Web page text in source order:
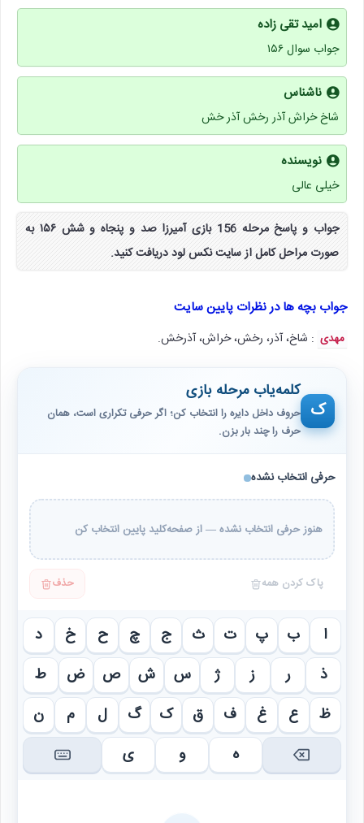
امید تقی زاده
جواب سوال ۱۵۶
ناشناس
شاخ خراش آذر رخش آذر خش
نویسنده
خیلی عالی
جواب و پاسخ مرحله 156 بازی آمیرزا صد و پنجاه و شش ۱۵۶ به
صورت مراحل کامل از سایت نکس لود دریافت کنید.
جواب بچه ها در نظرات پایین سایت
مهدی : شاخ، آذر، رخش، خراش، آذرخش.
ک
کلمه‌یاب مرحله بازی
حروف داخل دایره را انتخاب کن؛ اگر حرفی تکراری است، همان
حرف را چند بار بزن.
حرفی انتخاب نشده
هنوز حرفی انتخاب نشده — از صفحه‌کلید پایین انتخاب کن
پاک کردن همه حذف
ا ب پ ت ث ج چ ح خ
د
ذ
ر ز ژ س ش ص ض
ط
ظ
ع غ ف ق ک گ ل م
ن
ه
و ی